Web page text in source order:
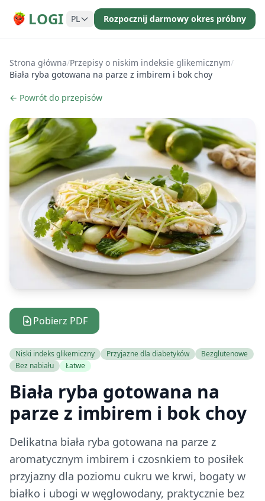
LOGI PL Rozpocznij darmowy okres próbny
Strona główna/Przepisy o niskim indeksie glikemicznym/
Biała ryba gotowana na parze z imbirem i bok choy
← Powrót do przepisów
Pobierz PDF
Niski indeks glikemiczny Przyjazne dla diabetyków
Bezglutenowe
Bez nabiału
Łatwe
Biała ryba gotowana na
parze z imbirem i bok choy
Delikatna biała ryba gotowana na parze z
aromatycznym imbirem i czosnkiem to posiłek
przyjazny dla poziomu cukru we krwi, bogaty w
białko i ubogi w węglowodany, praktycznie bez